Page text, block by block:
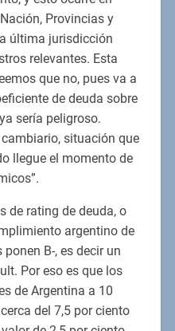
Provincias y
última jurisdicción
relevantes. Esta
que no, pues va a
de deuda sobre
sería peligroso.
situación que
llegue el momento de
de rating de deuda, o
argentino de
B-, es decir un
Por eso es que los
de Argentina a 10
del 7,5 por ciento